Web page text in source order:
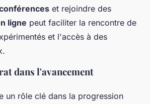
et rejoindre des
ligne peut faciliter la rencontre de
et l'accès à des
dans l'avancement
un rôle clé dans la progression